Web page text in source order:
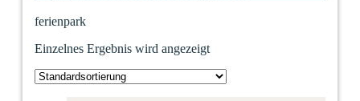
ferienpark
Einzelnes Ergebnis wird angezeigt